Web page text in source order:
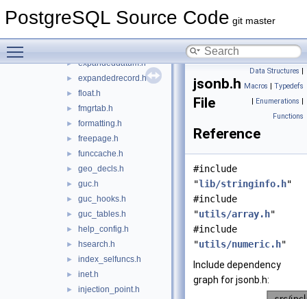
PostgreSQL Source Code git master
► dsa.h
► expandeddatum.h
► expandedrecord.h
► float.h
► fmgrtab.h
► formatting.h
► freepage.h
► funccache.h
► geo_decls.h
► guc.h
► guc_hooks.h
► guc_tables.h
► help_config.h
► hsearch.h
► index_selfuncs.h
► inet.h
► injection_point.h
Data Structures |
Macros | Typedefs
| Enumerations |
Functions
jsonb.h
File
Reference
#include
"lib/stringinfo.h"
#include
"utils/array.h"
#include
"utils/numeric.h"
Include dependency
graph for jsonb.h: